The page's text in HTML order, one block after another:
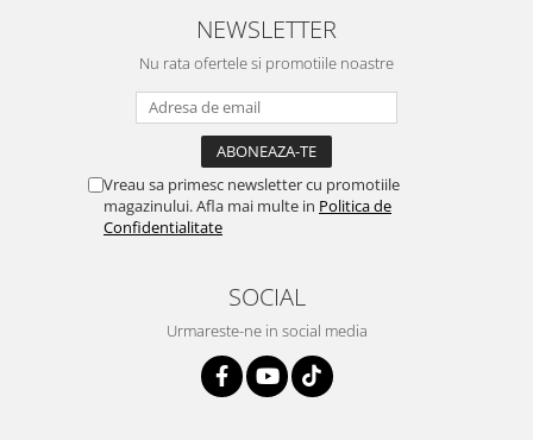
Produse de Vara
NEWSLETTER
Nu rata ofertele si promotiile noastre
Vreau sa primesc newsletter cu promotiile
magazinului. Afla mai multe in Politica de
Confidentialitate
SOCIAL
Urmareste-ne in social media